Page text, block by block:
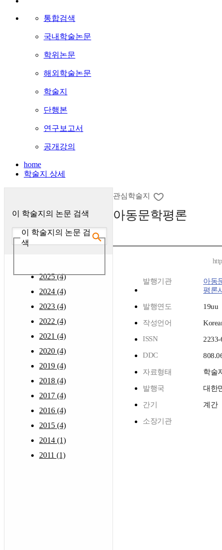
통합검색
국내학술논문
학위논문
해외학술논문
학술지
단행본
연구보고서
공개강의
home
학술지 상세
이 학술지의 논문 검색
이 학술지의 논문 검
색
2025 (4)
2024 (4)
2023 (4)
2022 (4)
2021 (4)
2020 (4)
2019 (4)
2018 (4)
2017 (4)
2016 (4)
2015 (4)
2014 (1)
2011 (1)
관심학술지
아동문학평론
발행기관
아동
평론
발행연도 19uu
작성언어
ISSN
2233-
DDC
자료형태 학술
발행국 대한
간기 계간
소장기관